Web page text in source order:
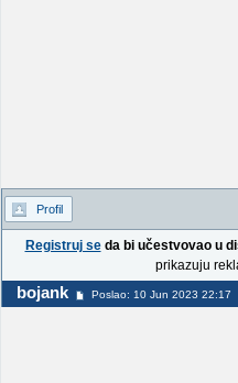
Profil
Registruj seda bi učestvovao u
prikazuju
bojank Poslao: 10 Jun 2023 22:17